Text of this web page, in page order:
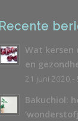
Recente
Wat kersen
en
21 juni 2020 -
Bakuchiol: